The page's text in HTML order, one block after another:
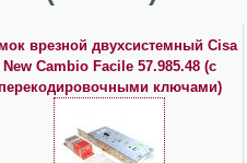
врезной двухсистемный Cisa
New Cambio Facile 57.985.48 (с
ключами)